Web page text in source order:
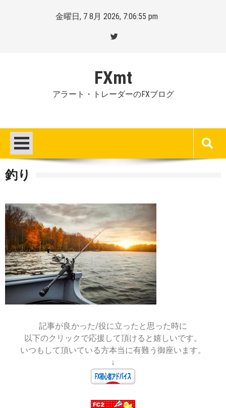
金曜日, 7 8月 2026, 7:06:56 pm
FXmt
アラート・トレーダーのFXブログ
釣り
Posted
on
:
2024-
05-
18
By
Mt.
more
記事が良かった/役に立ったと思った時に
以下のクリックで応援して頂けると嬉しいです。
いつもして頂いている方本当に有難う御座います。
↓